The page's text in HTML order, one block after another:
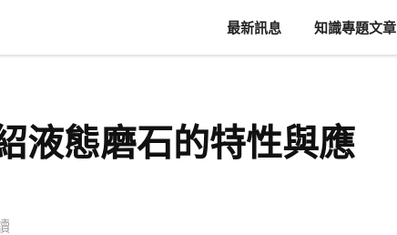
最新訊息 知識專題文章
液態磨石的特性與應